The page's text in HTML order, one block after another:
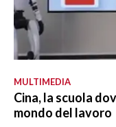
MULTIMEDIA
Cina, la scuola
mondo del lavoro